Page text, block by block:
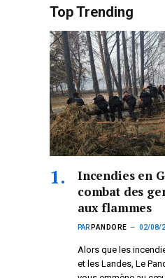
Top Trending
Incendies en
combat des
aux flammes
PAR PANDORE 02/08/
Alors que les
et les Landes, Le